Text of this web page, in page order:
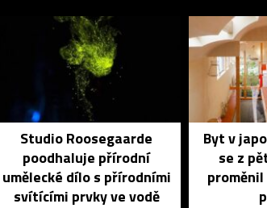
Studio Roosegaarde
poodhaluje přírodní
umělecké dílo s přírodními
svítícími prvky ve vodě
Byt v
se z